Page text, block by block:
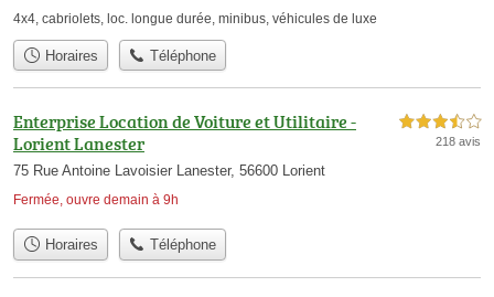
4x4, cabriolets, loc. longue durée, minibus, véhicules de luxe
Horaires Téléphone
Enterprise Location de Voiture et Utilitaire -
Lorient Lanester
75 Rue Antoine Lavoisier Lanester, 56600 Lorient
Fermée, ouvre demain à 9h
3,5 étoiles sur 5
218 avis
Horaires Téléphone